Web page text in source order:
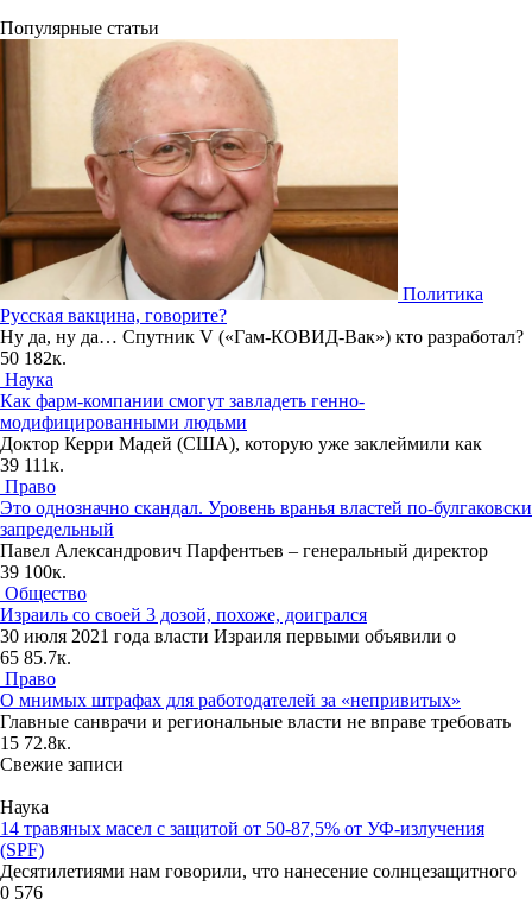
Популярные статьи
Политика
Русская вакцина, говорите?
Ну да, ну да… Спутник V («Гам-КОВИД-Вак») кто разработал?
50 182к.
Наука
Как фарм-компании смогут завладеть генно-
модифицированными людьми
Доктор Керри Мадей (США), которую уже заклеймили как
39 111к.
Право
Это однозначно скандал. Уровень вранья властей по-булгаковски
запредельный
Павел Александрович Парфентьев – генеральный директор
39 100к.
Общество
Израиль со своей 3 дозой, похоже, доигрался
30 июля 2021 года власти Израиля первыми объявили о
65 85.7к.
Право
О мнимых штрафах для работодателей за «непривитых»
Главные санврачи и региональные власти не вправе требовать
15 72.8к.
Свежие записи
Наука
14 травяных масел с защитой от 50-87,5% от УФ-излучения
(SPF)
Десятилетиями нам говорили, что нанесение солнцезащитного
0 576